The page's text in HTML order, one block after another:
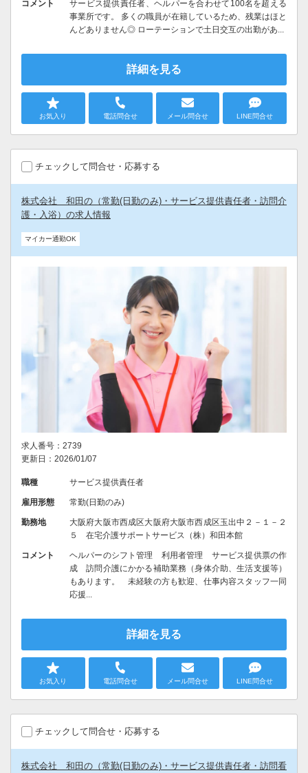
コメント
サービス提供責任者、ヘルパーを合わせて100名を超える
事業所です。 多くの職員が在籍しているため、残業はほと
んどありません◎ ローテーションで土日交互の出勤があ...
詳細を見る
お気入り 電話問合せ メール問合せ LINE問合せ
チェックして問合せ・応募する
株式会社 和田の（常勤(日勤のみ)・サービス提供責任者・訪問介
護・入浴）の求人情報
マイカー通勤OK
求人番号：2739
更新日：2026/01/07
職種 サービス提供責任者
雇用形態 常勤(日勤のみ)
勤務地
大阪府大阪市西成区大阪府大阪市西成区玉出中２－１－２
５ 在宅介護サポートサービス（株）和田本館
コメント
ヘルパーのシフト管理 利用者管理 サービス提供票の作
成 訪問介護にかかる補助業務（身体介助、生活支援等）
もあります。 未経験の方も歓迎、仕事内容スタッフ一同
応援...
詳細を見る
お気入り 電話問合せ メール問合せ LINE問合せ
チェックして問合せ・応募する
株式会社 和田の（常勤(日勤のみ)・サービス提供責任者・訪問看